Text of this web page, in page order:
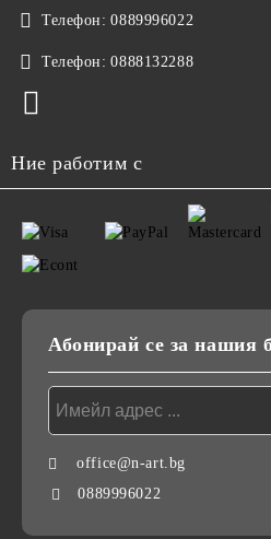
Телефон: 0889996022
Телефон: 0888132288
Ние работим с
Абонирай се за нашия
office@n-art.bg
0889996022